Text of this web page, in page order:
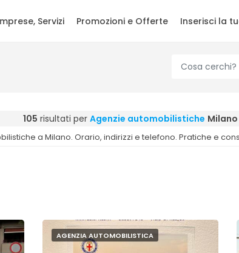
Servizi Promozioni e Offerte Inserisci la
105 risultati per Agenzie automobilistiche Milano
a Milano. Orario, indirizzi e telefono. Pratiche e
AGENZIA AUTOMOBILISTICA